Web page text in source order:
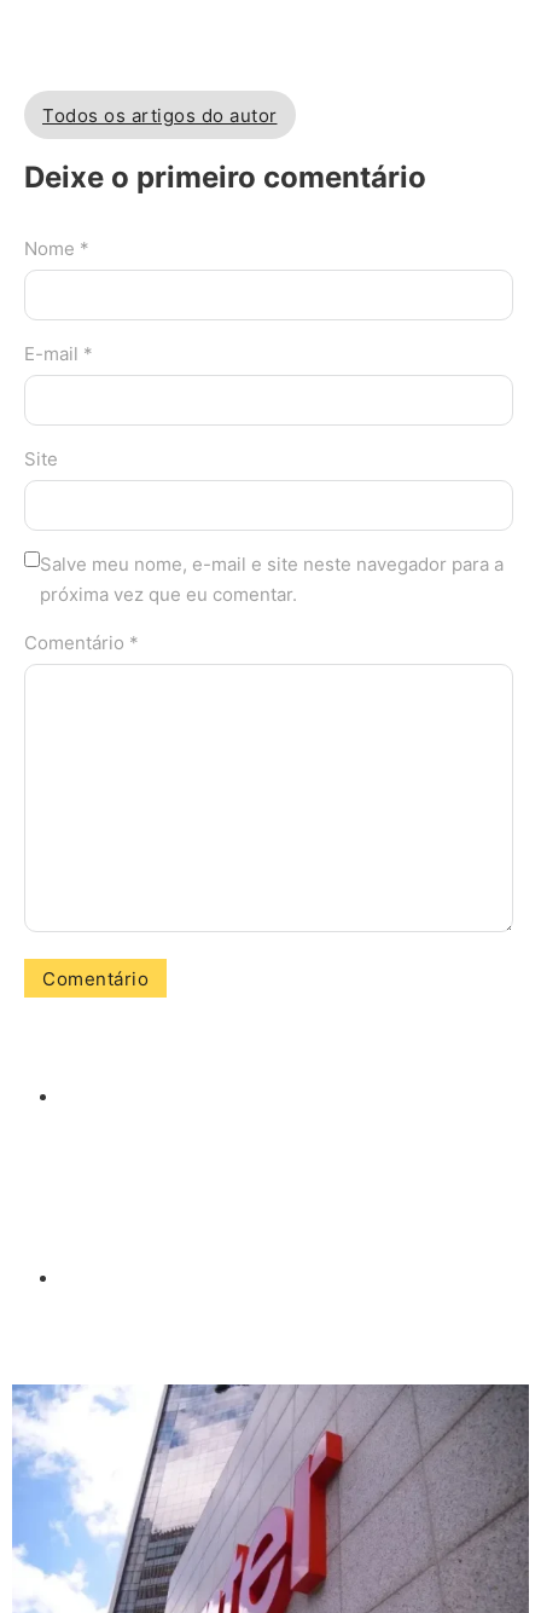
Todos os artigos do autor
Deixe o primeiro comentário
Nome *
E-mail *
Site
Salve meu nome, e-mail e site neste navegador para a
próxima vez que eu comentar.
Comentário *